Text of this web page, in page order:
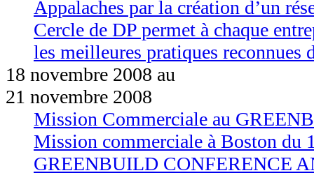
Appalaches par la création d’un
Cercle de DP permet à chaque
les meilleures pratiques reconnues
18 novembre 2008 au
21 novembre 2008
Mission Commerciale au
Mission commerciale à Boston du
GREENBUILD CONFERENCE